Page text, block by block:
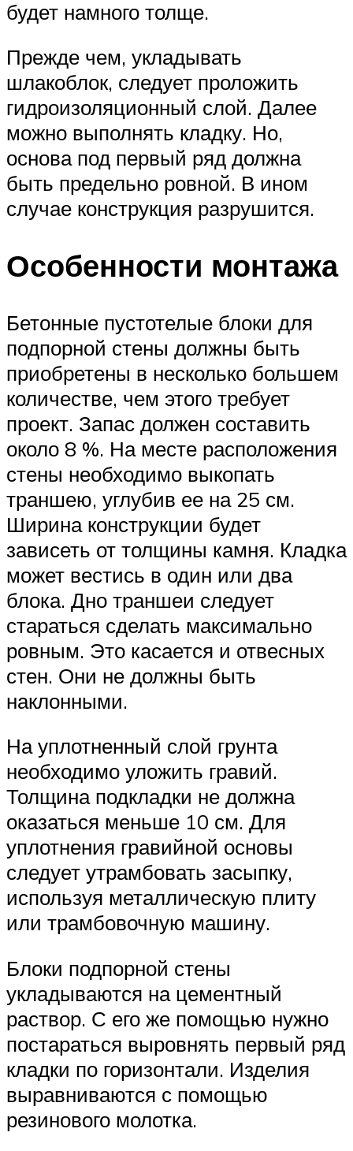
будет намного толще.
Прежде чем, укладывать
шлакоблок, следует проложить
гидроизоляционный слой. Далее
можно выполнять кладку. Но,
основа под первый ряд должна
быть предельно ровной. В ином
случае конструкция разрушится.
Особенности монтажа
Бетонные пустотелые блоки для
подпорной стены должны быть
приобретены в несколько большем
количестве, чем этого требует
проект. Запас должен составить
около 8 %. На месте расположения
стены необходимо выкопать
траншею, углубив ее на 25 см.
Ширина конструкции будет
зависеть от толщины камня. Кладка
может вестись в один или два
блока. Дно траншеи следует
стараться сделать максимально
ровным. Это касается и отвесных
стен. Они не должны быть
наклонными.
На уплотненный слой грунта
необходимо уложить гравий.
Толщина подкладки не должна
оказаться меньше 10 см. Для
уплотнения гравийной основы
следует утрамбовать засыпку,
используя металлическую плиту
или трамбовочную машину.
Блоки подпорной стены
укладываются на цементный
раствор. С его же помощью нужно
постараться выровнять первый ряд
кладки по горизонтали. Изделия
выравниваются с помощью
резинового молотка.